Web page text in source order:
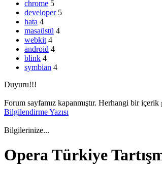
chrome 5
developer 5
hata 4
masaüstü 4
webkit 4
android 4
blink 4
symbian 4
Duyuru!!!
Forum sayfamız kapanmıştır. Herhangi bir
Bilgilendirme Yazısı
Bilgilerinize...
Opera Türkiye